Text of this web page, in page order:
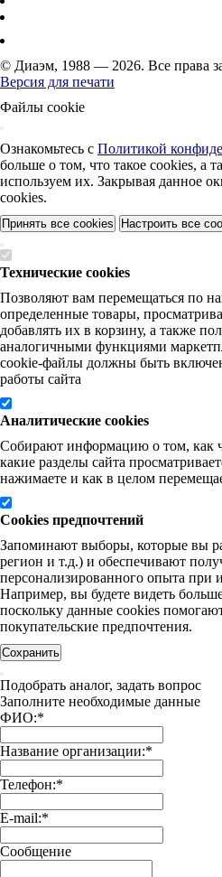
© Диаэм, 1988 — 2026. Все права
Версия для печати
Файлы cookie
Ознакомьтесь с Политикой
больше о том, что такое cookies, а
используем их. Закрывая данное
cookies.
Принять все cookies Настроить все
Технические cookies
Позволяют вам перемещаться по
определенные товары,
добавлять их в корзину, а также
аналогичными функциями
cookie-файлы должны быть
работы сайта
Аналитические cookies
Собирают информацию о том, как
какие разделы сайта
нажимаете и как в целом
Cookies предпочтений
Запоминают выборы, которые вы
регион и т.д.) и обеспечивают
персонализированного опыта при
Например, вы будете видеть
поскольку данные cookies
покупательские предпочтения.
Сохранить
Подобрать аналог, задать вопрос
Заполните необходимые данные
ФИО:*
Название организации:*
Телефон:*
E-mail:*
Сообщение